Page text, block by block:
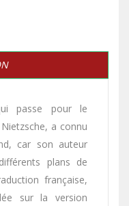
passe pour le
a connu
car son auteur
plans de
française,
sur la version